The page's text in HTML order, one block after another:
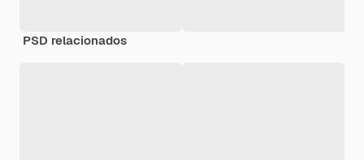
PSD relacionados